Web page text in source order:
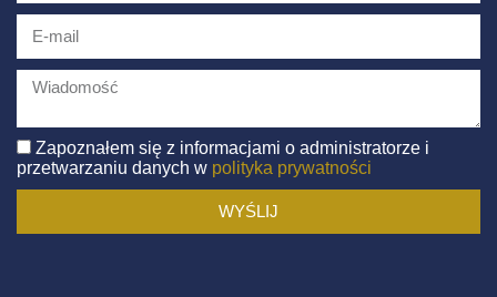
Zapoznałem się z informacjami o administratorze i
przetwarzaniu danych w polityka prywatności
WYŚLIJ